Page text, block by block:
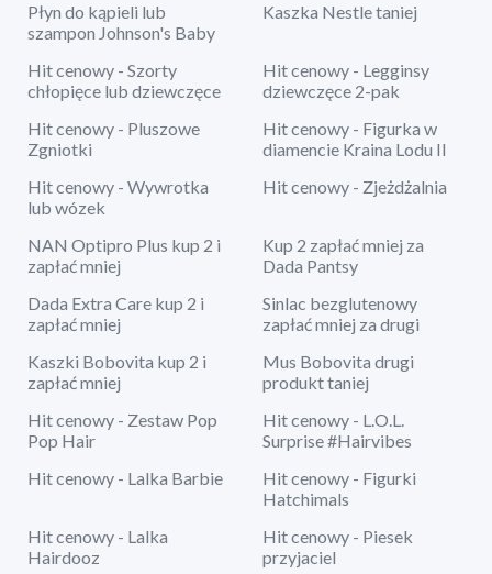
Płyn do kąpieli lub
szampon Johnson's Baby
Kaszka Nestle taniej
Hit cenowy - Szorty
chłopięce lub dziewczęce
Hit cenowy - Legginsy
dziewczęce 2-pak
Hit cenowy - Pluszowe
Zgniotki
Hit cenowy - Figurka w
diamencie Kraina Lodu II
Hit cenowy - Wywrotka
lub wózek
Hit cenowy - Zjeżdżalnia
NAN Optipro Plus kup 2 i
zapłać mniej
Kup 2 zapłać mniej za
Dada Pantsy
Dada Extra Care kup 2 i
zapłać mniej
Sinlac bezglutenowy
zapłać mniej za drugi
Kaszki Bobovita kup 2 i
zapłać mniej
Mus Bobovita drugi
produkt taniej
Hit cenowy - Zestaw Pop
Pop Hair
Hit cenowy - L.O.L.
Surprise #Hairvibes
Hit cenowy - Lalka Barbie
Hit cenowy - Figurki
Hatchimals
Hit cenowy - Lalka
Hairdooz
Hit cenowy - Piesek
przyjaciel